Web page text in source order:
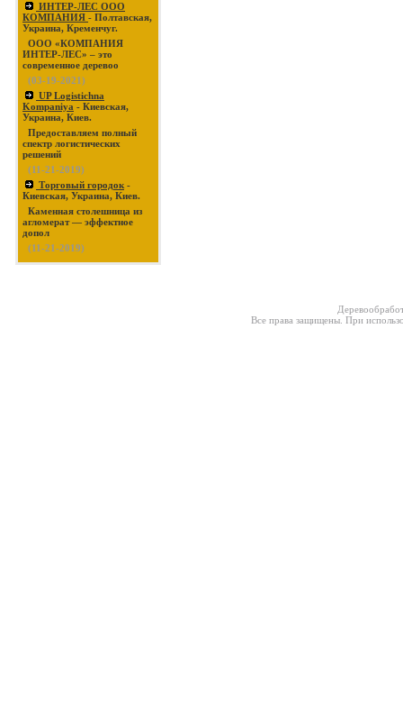
ИНТЕР-ЛЕС ООО
КОМПАНИЯ - Полтавская,
Украина, Кременчуг.
ООО «КОМПАНИЯ
ИНТЕР-ЛЕС» – это
современное деревоо
(03-19-2021)
UP Logistichna
Kompaniya - Киевская,
Украина, Киев.
Предоставляем полный
спектр логистических
решений
(11-21-2019)
Торговый городок -
Киевская, Украина, Киев.
Каменная столешница из
агломерат — эффектное
допол
(11-21-2019)
Все права защищены. При